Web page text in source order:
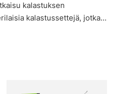
kalastuksen
kalastussettejä, jotka
siitä, haluatko kalastaa
tarpeisiisi sopivan